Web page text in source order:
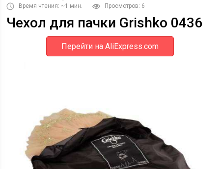
Время чтения: ~1 мин.
Просмотров: 6
Чехол для пачки Grishko 0436
Перейти на AliExpress.com